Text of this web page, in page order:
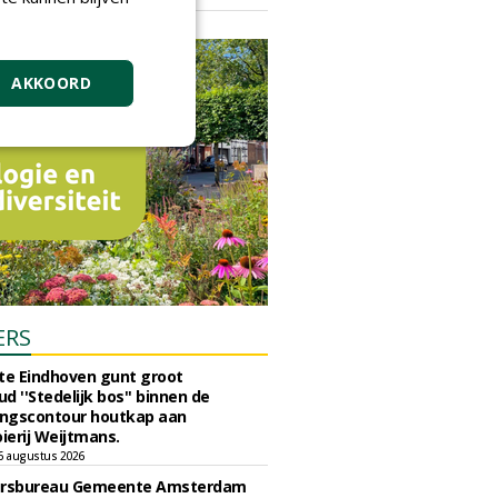
Eindhoven gunt groot
''Stedelijk bos'' binnen de
houtkap aan
Weijtmans.
augustus 2026
Gemeente Amsterdam
AKKOORD